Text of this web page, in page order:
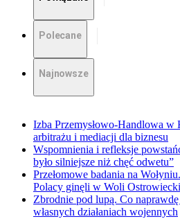
Polecane
Najnowsze
Izba Przemysłowo-Handlowa w
arbitrażu i mediacji dla biznesu
Wspomnienia i refleksje
było silniejsze niż chęć odwetu”
Przełomowe badania na
Polacy ginęli w Woli
Zbrodnie pod lupą. Co
własnych działaniach wojennych